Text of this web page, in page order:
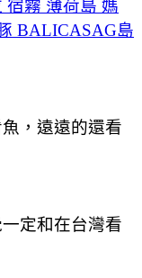
宿霧 薄荷島 媽
BALICASAG島
，遠遠的還看
定和在台灣看